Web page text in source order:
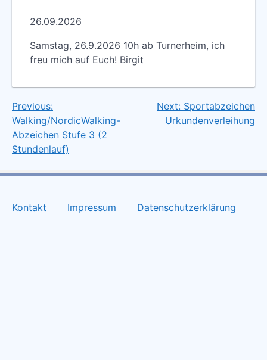
26.09.2026
Samstag, 26.9.2026 10h ab Turnerheim, ich
freu mich auf Euch! Birgit
Beitragsnavigation
Previous:
Walking/NordicWalking-
Abzeichen Stufe 3 (2
Stundenlauf)
Next: Sportabzeichen
Urkundenverleihung
Kontakt Impressum Datenschutzerklärung